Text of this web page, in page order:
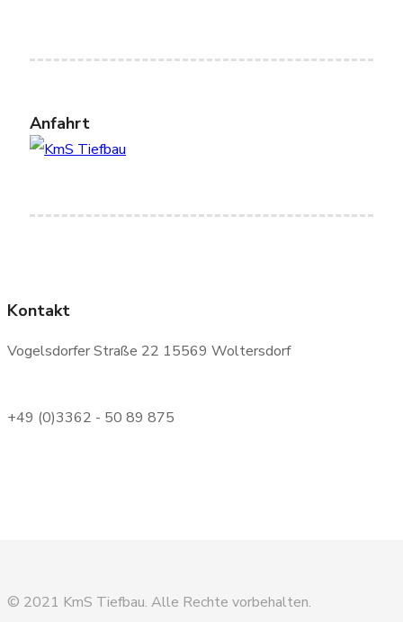
Anfahrt
Kontakt
Vogelsdorfer Straße 22 15569 Woltersdorf
+49 (0)3362 - 50 89 875
© 2021 KmS Tiefbau. Alle Rechte vorbehalten.